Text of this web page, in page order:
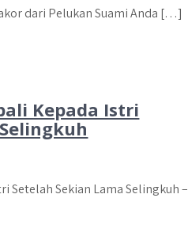
dari Pelukan Suami Anda […]
Kepada Istri
Setelah Sekian Lama Selingkuh –